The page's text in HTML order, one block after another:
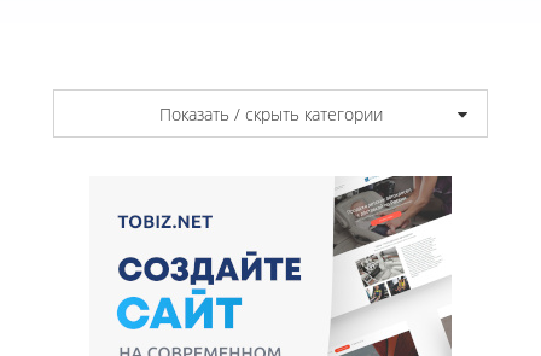
Показать / скрыть категории